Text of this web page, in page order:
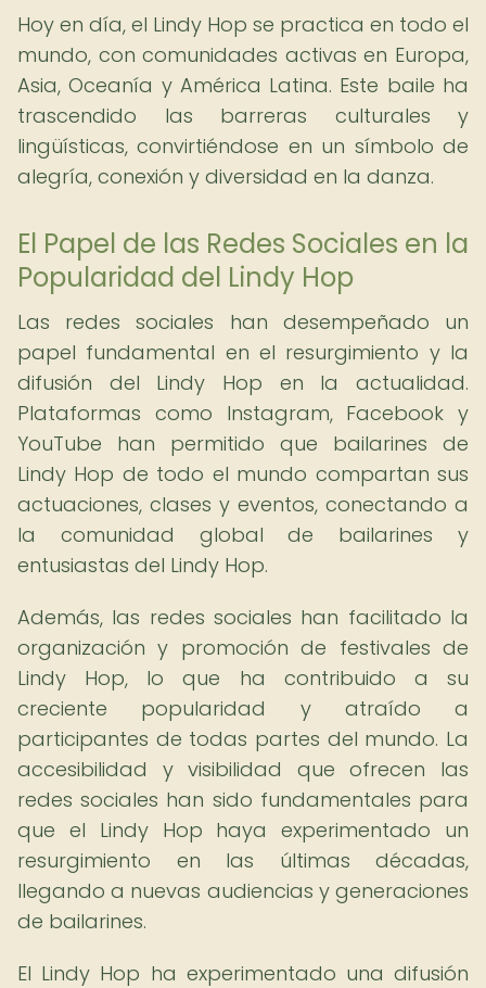
Hoy en día, el Lindy Hop se practica en todo el
mundo, con comunidades activas en Europa,
Asia, Oceanía y América Latina. Este baile ha
trascendido las barreras culturales y
lingüísticas, convirtiéndose en un símbolo de
alegría, conexión y diversidad en la danza.
El Papel de las Redes Sociales en la
Popularidad del Lindy Hop
Las redes sociales han desempeñado un
papel fundamental en el resurgimiento y la
difusión del Lindy Hop en la actualidad.
Plataformas como Instagram, Facebook y
YouTube han permitido que bailarines de
Lindy Hop de todo el mundo compartan sus
actuaciones, clases y eventos, conectando a
la comunidad global de bailarines y
entusiastas del Lindy Hop.
Además, las redes sociales han facilitado la
organización y promoción de festivales de
Lindy Hop, lo que ha contribuido a su
creciente popularidad y atraído a
participantes de todas partes del mundo. La
accesibilidad y visibilidad que ofrecen las
redes sociales han sido fundamentales para
que el Lindy Hop haya experimentado un
resurgimiento en las últimas décadas,
llegando a nuevas audiencias y generaciones
de bailarines.
El Lindy Hop ha experimentado una difusión